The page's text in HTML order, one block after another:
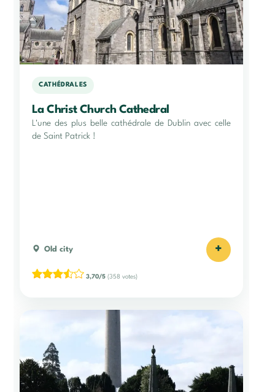
CATHÉDRALES
La Christ Church Cathedral
L'une des plus belle cathédrale de Dublin avec celle
de Saint Patrick !
Old city +
3,70/5 (358 votes)